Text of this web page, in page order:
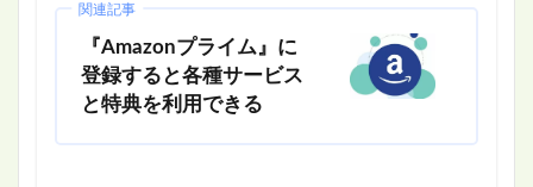
関連記事
『Amazonプライム』に
登録すると各種サービス
と特典を利用できる